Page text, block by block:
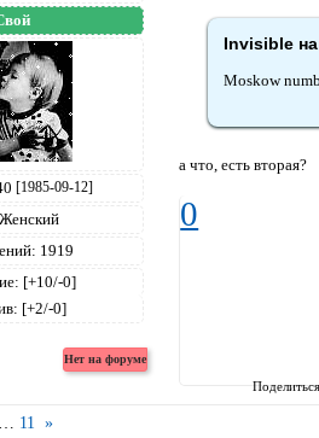
[1985-09-12]
Женский
1919
[+10/-0]
[+2/-0]
Invisible
Moskow
а что, есть вторая?
0
11 »